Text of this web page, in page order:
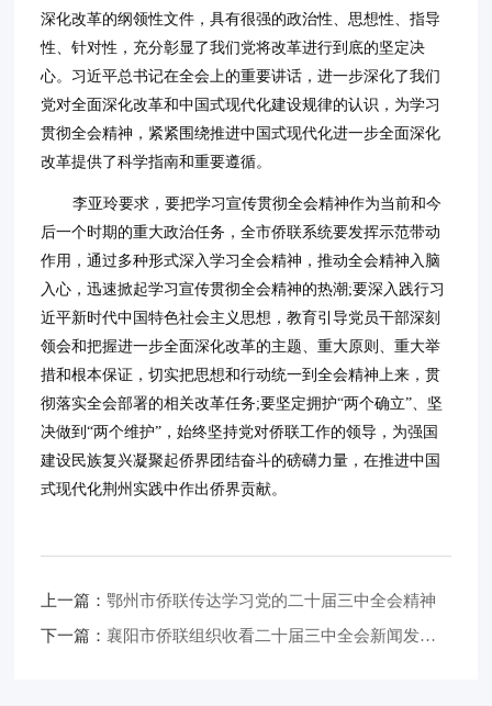
深化改革的纲领性文件，具有很强的政治性、思想性、指导
性、针对性，充分彰显了我们党将改革进行到底的坚定决
心。习近平总书记在全会上的重要讲话，进一步深化了我们
党对全面深化改革和中国式现代化建设规律的认识，为学习
贯彻全会精神，紧紧围绕推进中国式现代化进一步全面深化
改革提供了科学指南和重要遵循。
李亚玲要求，要把学习宣传贯彻全会精神作为当前和今
后一个时期的重大政治任务，全市侨联系统要发挥示范带动
作用，通过多种形式深入学习全会精神，推动全会精神入脑
入心，迅速掀起学习宣传贯彻全会精神的热潮;要深入践行习
近平新时代中国特色社会主义思想，教育引导党员干部深刻
领会和把握进一步全面深化改革的主题、重大原则、重大举
措和根本保证，切实把思想和行动统一到全会精神上来，贯
彻落实全会部署的相关改革任务;要坚定拥护“两个确立”、坚
决做到“两个维护”，始终坚持党对侨联工作的领导，为强国
建设民族复兴凝聚起侨界团结奋斗的磅礴力量，在推进中国
式现代化荆州实践中作出侨界贡献。
上一篇：鄂州市侨联传达学习党的二十届三中全会精神
下一篇： 襄阳市侨联组织收看二十届三中全会新闻发布会